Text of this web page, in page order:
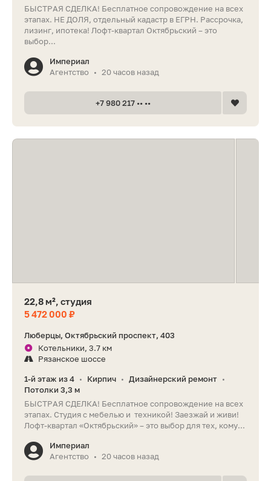
БЫСТРАЯ СДЕЛКА! Бесплатное сопровождение на всех
этапах. НЕ ДОЛЯ, отдельный кадастр в ЕГРН. Рассрочка,
лизинг, ипотека! Лофт-квартал Октябрьский – это
выбор...
Империал
Агентство
• 20 часов назад
+7 980 217 •• ••
22,8 м², студия
5 472 000 ₽
Люберцы, Октябрьский проспект, 403
Котельники, 3.7 км
Рязанское шоссе
1-й этаж из 4 • Кирпич • Дизайнерский ремонт •
Потолки 3,3 м
БЫСТРАЯ СДЕЛКА! Бесплатное сопровождение на всех
этапах. Студия с мебелью и техникой! Заезжай и живи!
Лофт-квартал «Октябрьский» – это выбор для тех, кому...
Империал
Агентство
• 20 часов назад